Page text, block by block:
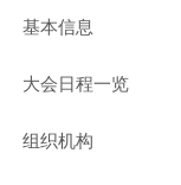
基本信息
大会日程一览
组织机构